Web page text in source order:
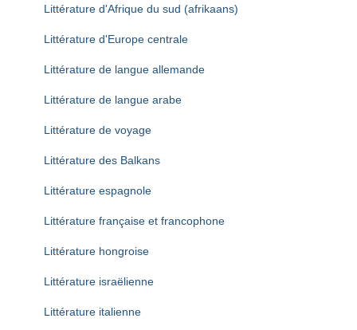
Littérature d'Afrique du sud (afrikaans)
Littérature d'Europe centrale
Littérature de langue allemande
Littérature de langue arabe
Littérature de voyage
Littérature des Balkans
Littérature espagnole
Littérature française et francophone
Littérature hongroise
Littérature israëlienne
Littérature italienne